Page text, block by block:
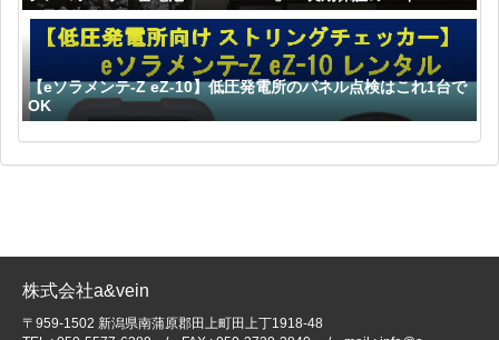
【eソラメンテ-Z eZ-10】低圧発電所のパネル点検はこれ1台で
OK
株式会社a&vein
〒959-1502 新潟県南蒲原郡田上町田上丁1918-48